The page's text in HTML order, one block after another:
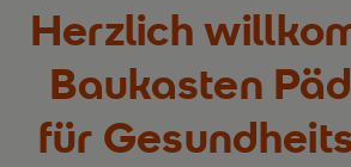
Herzlich
Baukasten
für